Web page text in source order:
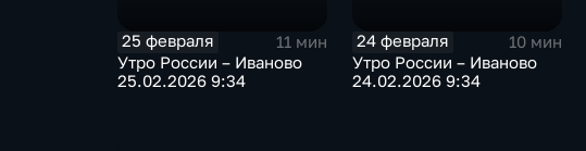
25 февраля
11 мин
Утро России – Иваново
25.02.2026 9:34
24 февраля
10 мин
Утро России – Иваново
24.02.2026 9:34